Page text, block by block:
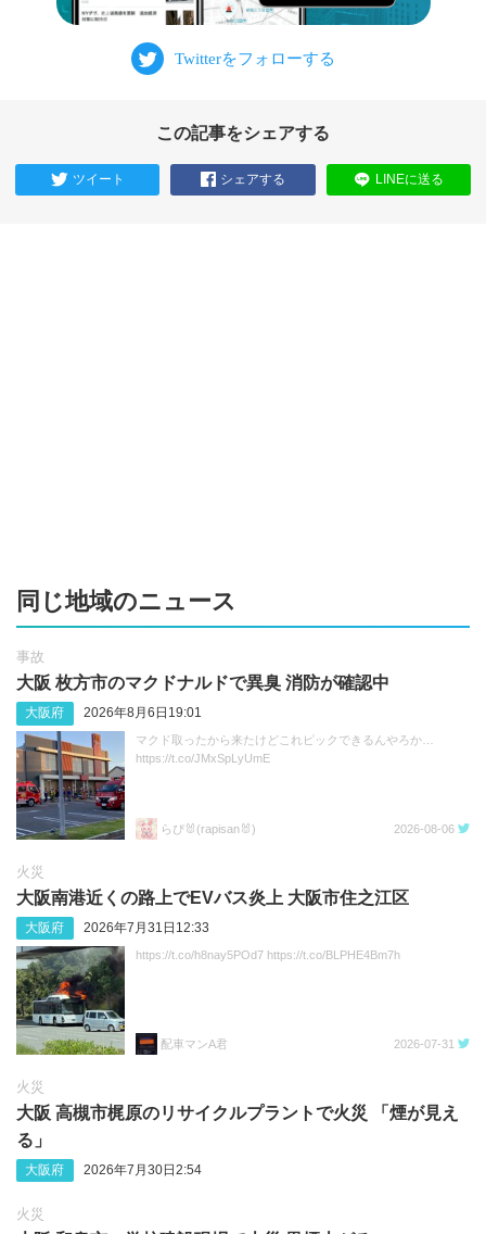
この記事をシェアする
ツイート シェアする LINEに送る
同じ地域のニュース
事故
大阪 枚方市のマクドナルドで異臭 消防が確認中
大阪府 2026年8月6日19:01
マクド取ったから来たけどこれピックできるんやろか…
https://t.co/JMxSpLyUmE
らぴ🐰(rapisan🐰) 2026-08-06
火災
大阪南港近くの路上でEVバス炎上 大阪市住之江区
大阪府 2026年7月31日12:33
https://t.co/h8nay5POd7 https://t.co/BLPHE4Bm7h
配車マンA君 2026-07-31
火災
大阪 高槻市梶原のリサイクルプラントで火災 「煙が見え
る」
大阪府 2026年7月30日2:54
火災